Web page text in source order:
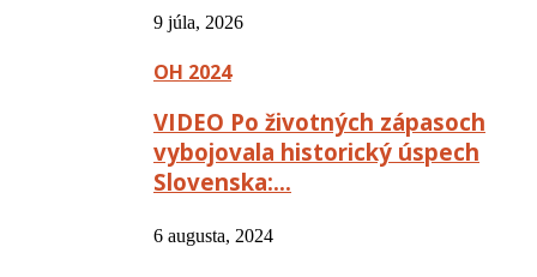
9 júla, 2026
OH 2024
VIDEO Po životných zápasoch
vybojovala historický úspech
Slovenska:…
6 augusta, 2024